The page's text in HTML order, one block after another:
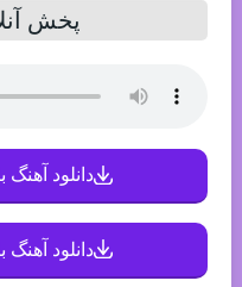
پخش
دانلود آهنگ
دانلود آهنگ